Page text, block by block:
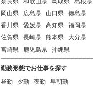
岡山県
広島県 山口県
徳島県
香川県
愛媛県 高知県
福岡県
佐賀県
長崎県 熊本県
大分県
宮崎県
鹿児島県 沖縄県
勤務形態でお仕事を探す
昼勤
夕勤 夜勤 早朝勤